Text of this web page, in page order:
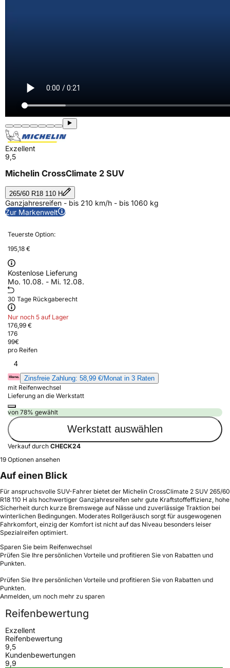
Exzellent
9,5
Michelin CrossClimate 2 SUV
265/60 R18 110 H
Ganzjahresreifen - bis 210 km/h - bis 1060 kg
Zur Markenwelt
Teuerste Option:
195,18 €
Kostenlose Lieferung
Mo. 10.08. - Mi. 12.08.
30 Tage Rückgaberecht
Nur noch 5 auf Lager
176,99 €
176
99€
pro Reifen
4
Zinsfreie Zahlung: 58,99 €/Monat in 3 Raten
mit Reifenwechsel
Lieferung an die Werkstatt
von 78% gewählt
Werkstatt auswählen
Verkauf durch CHECK24
19 Optionen ansehen
Auf einen Blick
Für anspruchsvolle SUV-Fahrer bietet der Michelin CrossClimate 2 SUV 265/60
R18 110 H als hochwertiger Ganzjahresreifen sehr gute Kraftstoffeffizienz, hohe
Sicherheit durch kurze Bremswege auf Nässe und zuverlässige Traktion bei
winterlichen Bedingungen. Moderates Rollgeräusch sorgt für ausgewogenen
Fahrkomfort, einzig der Komfort ist nicht auf das Niveau besonders leiser
Spezialreifen optimiert.
Sparen Sie beim Reifenwechsel
Prüfen Sie Ihre persönlichen Vorteile und profitieren Sie von Rabatten und
Punkten.
Prüfen Sie Ihre persönlichen Vorteile und profitieren Sie von Rabatten und
Punkten.
Anmelden, um noch mehr zu sparen
Reifenbewertung
Exzellent
Reifenbewertung
9,5
Kundenbewertungen
9,9